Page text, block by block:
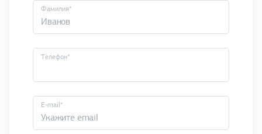
Фамилия*
Телефон*
E-mail*